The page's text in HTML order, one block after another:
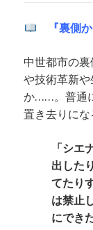
『裏側
中世都市の
や技術革新
か……。普通
置き去りにな
「シ
出した
てたり
は禁止
にでき